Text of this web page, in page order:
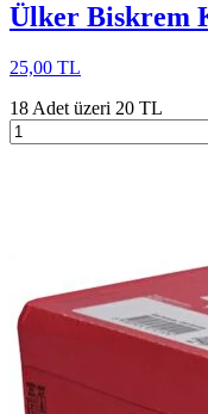
Ülker Biskrem
25,00 TL
18 Adet üzeri 20 TL